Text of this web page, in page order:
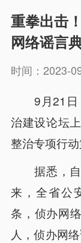
重拳出击
网络谣言
时间：2023-
9月21日
治建设论坛
整治专项行动
据悉，自
来，全省公
条，侦办网
人，侦办网